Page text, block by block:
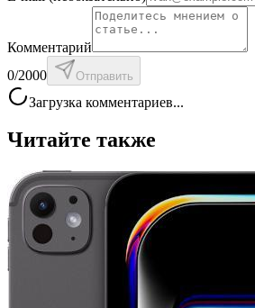
Комментарий
0/2000 Отправить
Загрузка комментариев...
Читайте также